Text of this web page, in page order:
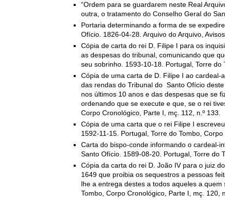
“Ordem para se guardarem neste Real
outra, o tratamento do Conselho Geral do
Portaria determinando a forma de se
Ofício. 1826-04-28. Arquivo do Arquivo,
Cópia de carta do rei D. Filipe I para os
as despesas do tribunal, comunicando que
seu sobrinho. 1593-10-18. Portugal, Torre do
Cópia de uma carta de D. Filipe I ao
das rendas do Tribunal do Santo Ofício
nos últimos 10 anos e das despesas que se
ordenando que se execute e que, se o rei
Corpo Cronológico, Parte I, mç. 112, n.º 133.
Cópia de uma carta que o rei Filipe I
1592-11-15. Portugal, Torre do Tombo,
Carta do bispo-conde informando o cardeal-
Santo Ofício. 1589-08-20. Portugal, Torre do
Cópia da carta do rei D. João IV para o juiz
1649 que proibia os sequestros a pessoas
lhe a entrega destes a todos aqueles a
Tombo, Corpo Cronológico, Parte I, mç. 120,